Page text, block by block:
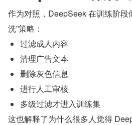
作为对照，DeepSeek 在训练阶段
洗”策略：
过滤成人内容
清理广告文本
删除灰色信息
进行人工审核
多级过滤才进入训练集
这也解释了为什么很多人觉得